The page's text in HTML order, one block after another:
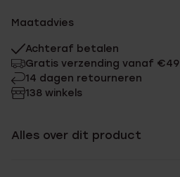
Maatadvies
Achteraf betalen
Gratis verzending vanaf €49
14 dagen retourneren
138 winkels
Alles over dit product